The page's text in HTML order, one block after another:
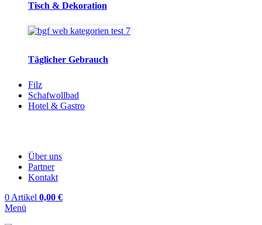
Tisch & Dekoration
Täglicher Gebrauch
Filz
Schafwollbad
Hotel & Gastro
Über uns
Partner
Kontakt
0 Artikel 0,00 €
Menü